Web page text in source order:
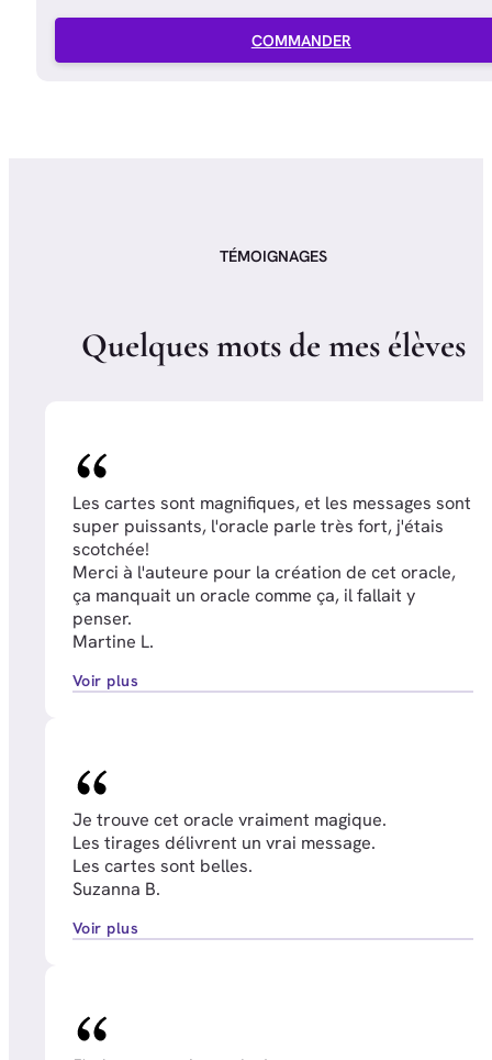
COMMANDER
TÉMOIGNAGES
Quelquesmots de mes élèves
Les cartes sont magnifiques, et les messages sont
super puissants, l'oracle parle très fort, j'étais
scotchée!
Merci à l'auteure pour la création de cet oracle,
ça manquait un oracle comme ça, il fallait y
penser.
Martine L.
Voir plus
Je trouve cet oracle vraiment magique.
Les tirages délivrent un vrai message.
Les cartes sont belles.
Suzanna B.
Voir plus